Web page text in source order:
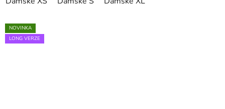
NOVINKA
LONG VERZE